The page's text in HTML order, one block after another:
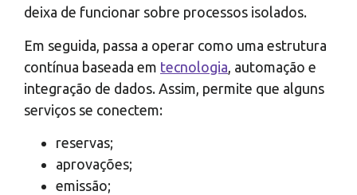
deixa de funcionar sobre processos isolados.
Em seguida, passa a operar como uma estrutura
contínua baseada em tecnologia , automação e
integração de dados. Assim, permite que alguns
serviços se conectem:
reservas;
aprovações;
emissão;